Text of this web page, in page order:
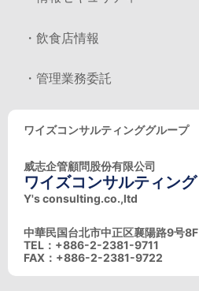
・飲食店情報
・管理業務委託
ワイズコンサルティンググループ
威志企管顧問股份有限公司
ワイズコンサルティング
Y's consulting.co.,ltd
中華民国台北市中正区襄陽路9号8F
TEL：+886-2-2381-9711
FAX：+886-2-2381-9722